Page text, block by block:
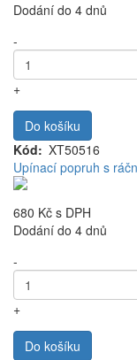
Dodání do 4 dnů
-
+
Do košíku
Kód
XT50516
Upínací popruh s
680 Kč s DPH
Dodání do 4 dnů
-
+
Do košíku